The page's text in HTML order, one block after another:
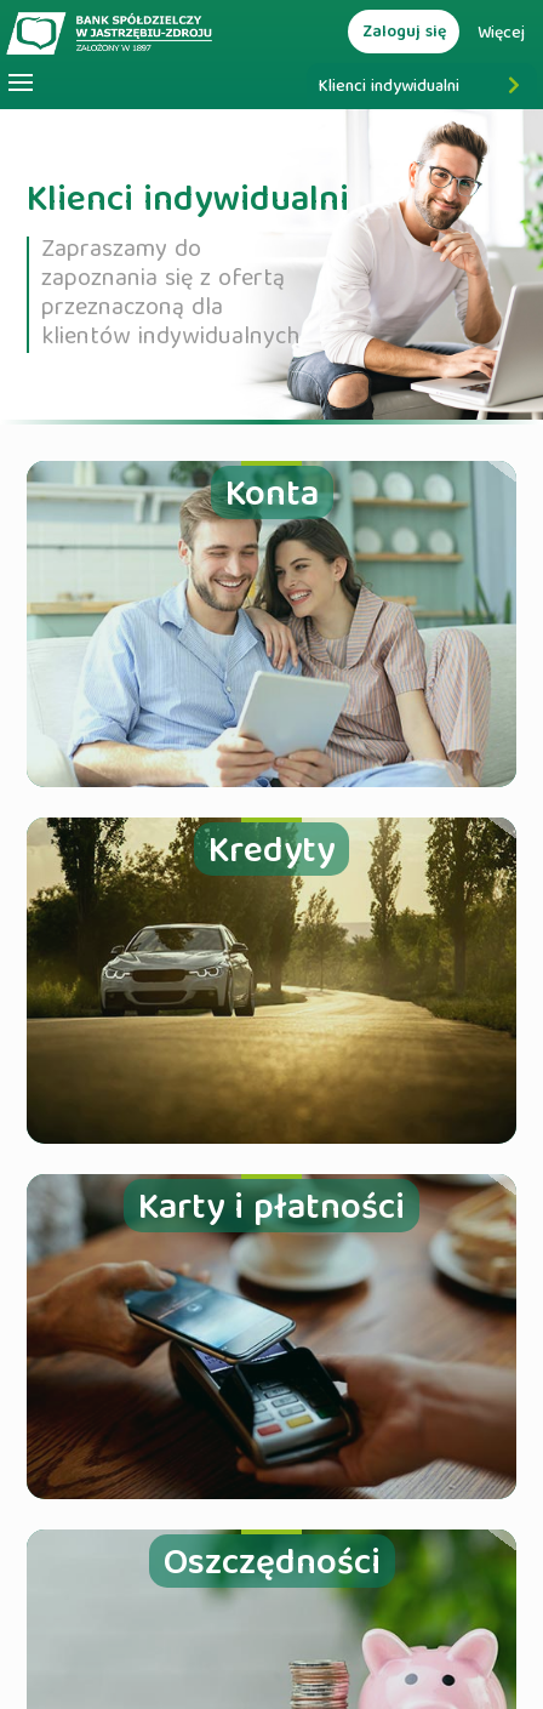
Klienci indywidualni
Zaloguj się Więcej
Klienci indywidualni
Zapraszamy do
zapoznania się z ofertą
przeznaczoną dla
klientów indywidualnych
Konta
Kredyty
Karty i płatności
Oszczędności